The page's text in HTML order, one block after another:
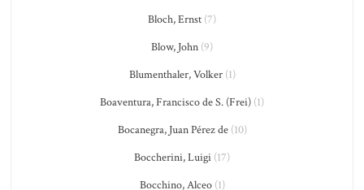
Bloch, Ernst (7)
Blow, John (9)
Blumenthaler, Volker(1)
Boaventura, Francisco de S. (Frei) (1)
Bocanegra, Juan Pérez de(10)
Boccherini, Luigi (17)
Bocchino, Alceo(1)